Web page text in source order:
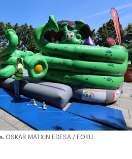
MATXIN EDESA / FOKU